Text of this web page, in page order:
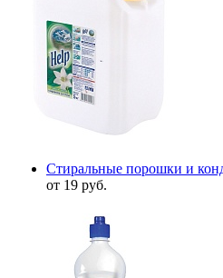
Стиральные порошки и
от 19 руб.